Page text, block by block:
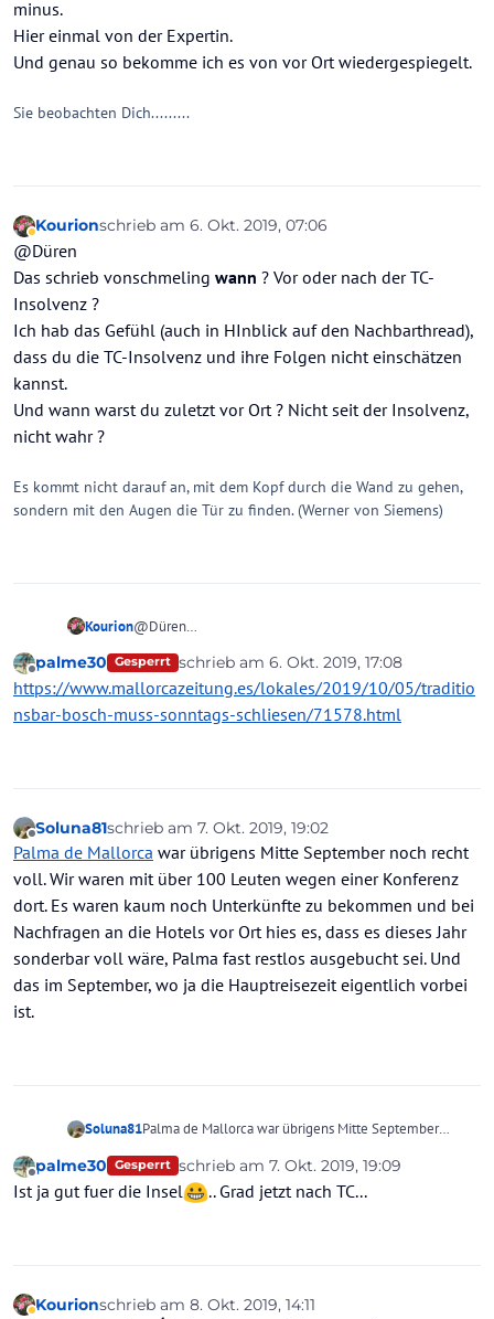
minus.
Hier einmal von der Expertin.
Und genau so bekomme ich es von vor Ort wiedergespiegelt.
Sie beobachten Dich.........
Abwesend
Kourionschrieb am 6. Okt. 2019, 07:06
zuletzt editiert von
@Düren
Das schrieb vonschmeling wann ? Vor oder nach der TC-
Insolvenz ?
Ich hab das Gefühl (auch in HInblick auf den Nachbarthread),
dass du die TC-Insolvenz und ihre Folgen nicht einschätzen
kannst.
Und wann warst du zuletzt vor Ort ? Nicht seit der Insolvenz,
nicht wahr ?
Es kommt nicht darauf an, mit dem Kopf durch die Wand zu gehen,
sondern mit den Augen die Tür zu finden. (Werner von Siemens)
Kourion@Düren
Insolvenz ?
Ich hab das Gefühl (auch in HInblick auf den
Nachbarthread), dass du die TC-Insolvenz und ihre
Offline
palme30 Gesperrt schrieb am 6. Okt. 2019, 17:08
zuletzt editiert von
https://www.mallorcazeitung.es/lokales/2019/10/05/traditio
nsbar-bosch-muss-sonntags-schliesen/71578.html
Offline
Soluna81schrieb am 7. Okt. 2019, 19:02
zuletzt editiert von
Palma de Mallorca war übrigens Mitte September noch recht
voll. Wir waren mit über 100 Leuten wegen einer Konferenz
dort. Es waren kaum noch Unterkünfte zu bekommen und bei
Nachfragen an die Hotels vor Ort hies es, dass es dieses Jahr
sonderbar voll wäre, Palma fast restlos ausgebucht sei. Und
das im September, wo ja die Hauptreisezeit eigentlich vorbei
ist.
Soluna81Palma de Mallorca war übrigens Mitte September
einer Konferenz dort. Es waren kaum noch Unterkünfte
zu bekommen und bei Nachfragen an die Hotels vor
Offline
palme30 Gesperrt schrieb am 7. Okt. 2019, 19:09
zuletzt editiert von palme3010. Juli 2019,
Ist ja gut fuer die Insel .. Grad jetzt nach TC...
Kourionschrieb am 8. Okt. 2019, 14:11
zuletzt editiert von